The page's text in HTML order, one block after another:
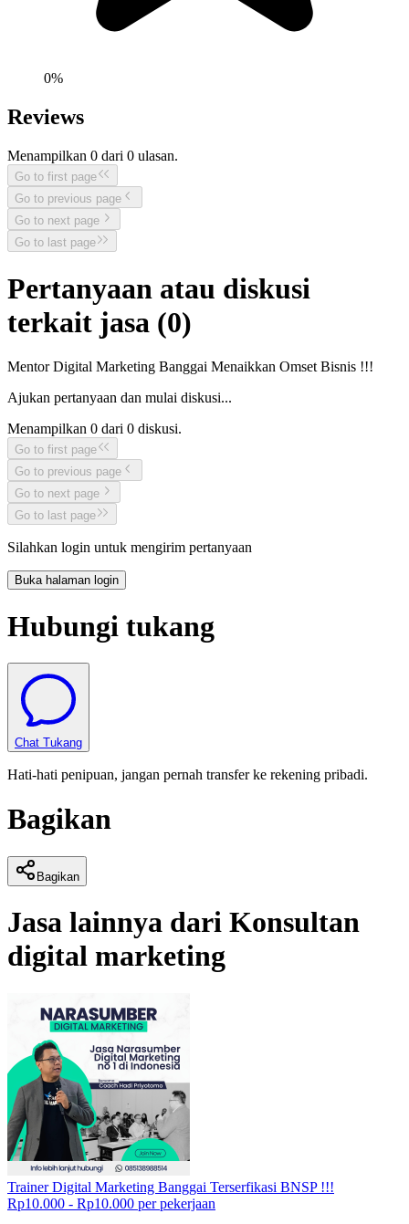
0%
Reviews
Menampilkan 0 dari 0 ulasan.
Go to first page
Go to previous page
Go to next page
Go to last page
Pertanyaan atau diskusi
terkait jasa (0)
Mentor Digital Marketing Banggai Menaikkan Omset Bisnis !!!
Ajukan pertanyaan dan mulai diskusi...
Menampilkan 0 dari 0 diskusi.
Go to first page
Go to previous page
Go to next page
Go to last page
Silahkan login untuk mengirim pertanyaan
Buka halaman login
Hubungi tukang
Chat Tukang
Hati-hati penipuan, jangan pernah transfer ke rekening pribadi.
Bagikan
Bagikan
Jasa lainnya dari Konsultan
digital marketing
Trainer Digital Marketing Banggai Terserfikasi BNSP !!!
Rp10.000 - Rp10.000 per pekerjaan